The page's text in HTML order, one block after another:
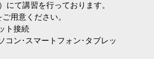
て講習を行っております。
意ください。
接続
ン･スマートフォン･タブレッ